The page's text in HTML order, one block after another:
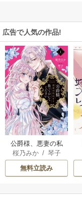
広告で人気の作品!
公爵様、悪妻の私
はもう放っておい
てください
桜乃みか/ 琴子
無料立読み